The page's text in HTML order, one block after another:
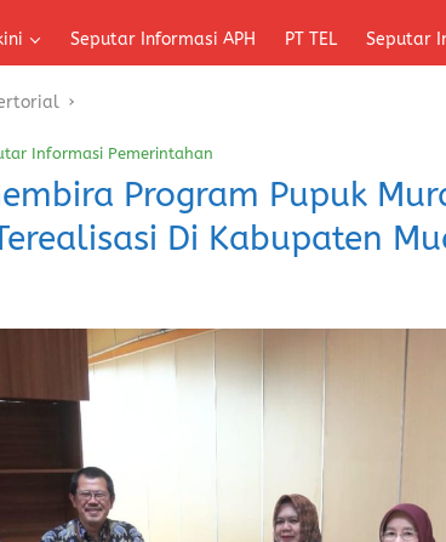
Seputar Informasi APH PT TEL Seputar
Informasi Pemerintahan
Program Pupuk
Di Kabupaten